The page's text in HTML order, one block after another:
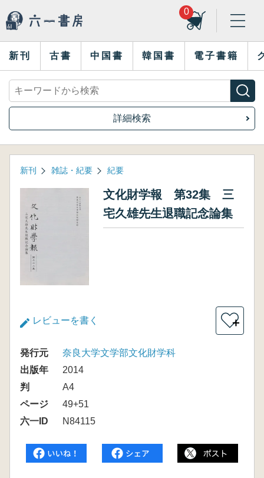
0
新刊 古書 中国書 韓国書 電子書籍
詳細検索
新刊 雑誌・紀要 紀要
文化財学報 第32集 三
宅久雄先生退職記念論集
レビューを書く ＋
発行元
奈良大学文学部文化財学科
出版年
2014
判
A4
ページ
49+51
六一ID
N84115